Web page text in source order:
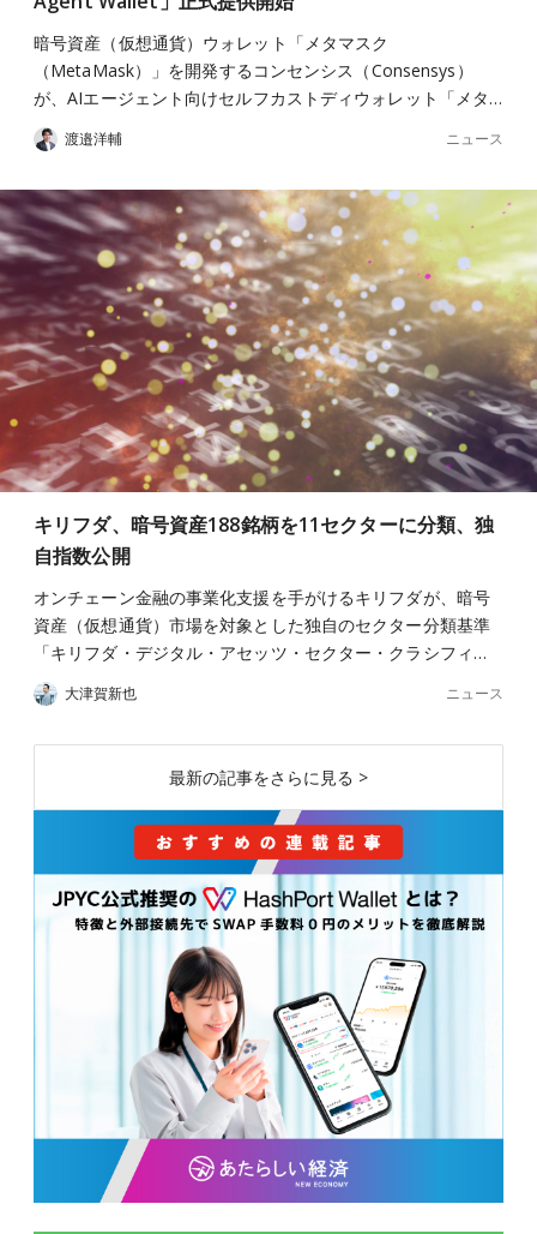
暗号資産（仮想通貨）ウォレット「メタマスク
（MetaMask）」を開発するコンセンシス（Consensys）
が、AIエージェント向けセルフカストディウォレット「メタ…
渡邉洋輔 ニュース
キリフダ、暗号資産188銘柄を11セクターに分類、独
自指数公開
オンチェーン金融の事業化支援を手がけるキリフダが、暗号
資産（仮想通貨）市場を対象とした独自のセクター分類基準
「キリフダ・デジタル・アセッツ・セクター・クラシフィ…
大津賀新也 ニュース
最新の記事をさらに見る >